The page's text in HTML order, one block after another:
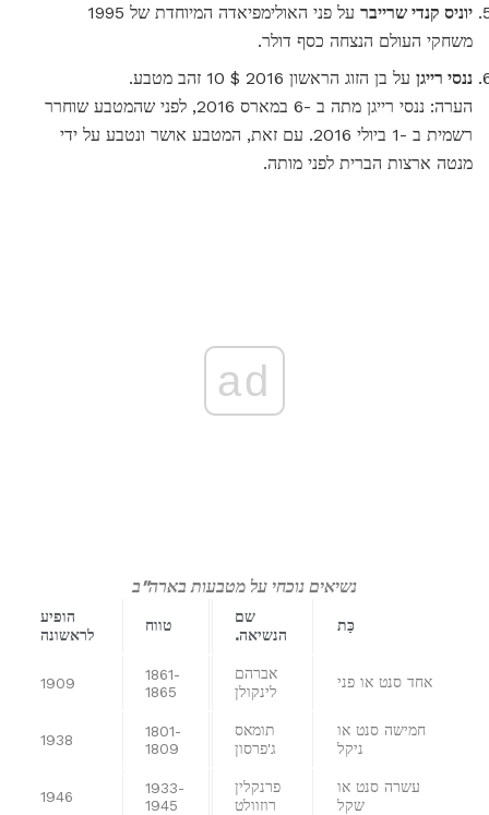
יוניס קנדי ​​שרייבר
על פני האולימפיאדה המיוחדת של 1995
משחקי העולם הנצחה כסף דולר.
ננסי רייגן על בן הזוג הראשון 2016 $ 10 זהב מטבע.
הערה: ננסי רייגן מתה ב -6 במארס 2016, לפני שהמטבע שוחרר
רשמית ב -1 ביולי 2016. עם זאת, המטבע אושר ונטבע על ידי
מנטה ארצות הברית לפני מותה.
ad
נשיאים נוכחי על מטבעות בארה"ב
כַּת
שם
הנשיאה.
טווח
הופיע
לראשונה
אחד סנט או פני
אברהם
לינקולן
1861-
1865
1909
חמישה סנט או
ניקל
תומאס
ג'פרסון
1801-
1809
1938
עשרה סנט או
שקל
פרנקלין
רוזוולט
1933-
1945
1946